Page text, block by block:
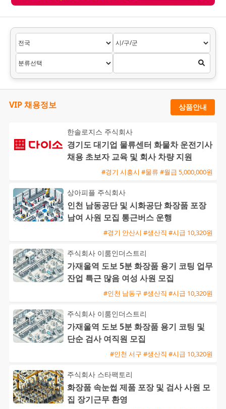
VIP 채용정보 상품안내
한솔로지스 주식회사
경기도 대기업 물류센터 화물차 운전기사
채용 초보자 교육 및 회사 차량 지원
#경기 시흥시 #물류 #월급 5,000,000원
상아피플 주식회사
인천 남동공단 및 시화공단 화장품 포장
남여 사원 모집 통근버스 운행
#경기 안산시 #생산직 #시급 10,320원
주식회사 이룸인더스트리
가재울역 도보 5분 화장품 용기 코팅 업무
잔업 특근 많음 여성 사원 모집
#인천 남동구 #생산직 #시급 10,320원
주식회사 이룸인더스트리
가재울역 도보 5분 화장품 용기 코팅 및
단순 검사 여직원 모집
#인천 서구 #생산직 #시급 10,320원
주식회사 스타팩토리
화장품 속눈썹 제품 포장 및 검사 사원 모
집 장기근무 환영